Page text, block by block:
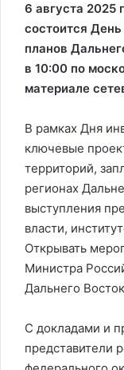
6 августа
состоится
планов
в 10:00 по
материале
В рамках Дня
ключевые
территорий,
регионах
выступления
власти,
Открывать
Министра
Дальнего
С докладами и
представители